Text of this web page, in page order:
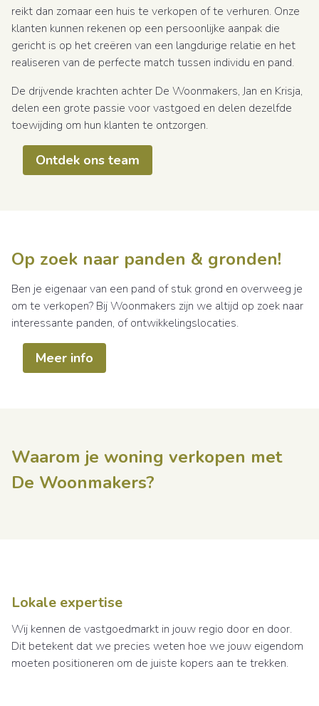
reikt dan zomaar een huis te verkopen of te verhuren. Onze
klanten kunnen rekenen op een persoonlijke aanpak die
gericht is op het creëren van een langdurige relatie en het
realiseren van de perfecte match tussen individu en pand.
De drijvende krachten achter De Woonmakers, Jan en Krisja,
delen een grote passie voor vastgoed en delen dezelfde
toewijding om hun klanten te ontzorgen.
Ontdek ons team
Op zoek naar panden & gronden!
Ben je eigenaar van een pand of stuk grond en overweeg je
om te verkopen? Bij Woonmakers zijn we altijd op zoek naar
interessante panden, of ontwikkelingslocaties.
Meer info
Waarom je woning verkopen met
De Woonmakers?
Lokale expertise
Wij kennen de vastgoedmarkt in jouw regio door en door.
Dit betekent dat we precies weten hoe we jouw eigendom
moeten positioneren om de juiste kopers aan te trekken.